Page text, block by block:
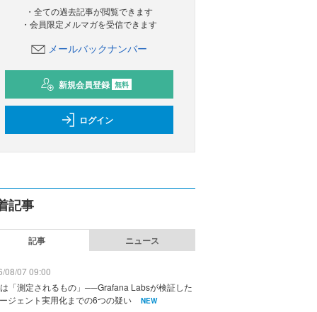
・全ての過去記事が閲覧できます
・会員限定メルマガを受信できます
メールバックナンバー
新規会員登録 無料
ログイン
記事
記事 ニュース
08/07 09:00
「測定されるもの」──Grafana Labsが検証した
ジェント実用化までの6つの疑い
NEW